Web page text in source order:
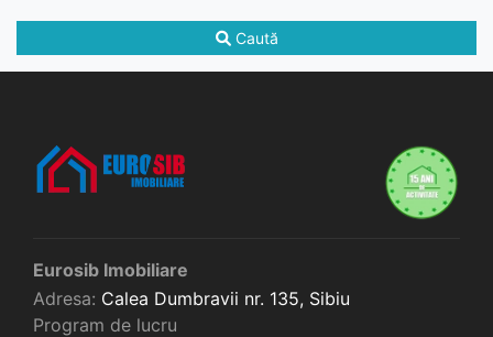
Caută
Eurosib Imobiliare
Adresa: Calea Dumbravii nr. 135, Sibiu
Program de lucru